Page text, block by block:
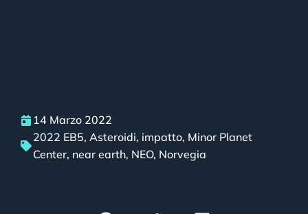
14 Marzo 2022
2022 EB5, Asteroidi, impatto, Minor Planet
Center, near earth, NEO, Norvegia